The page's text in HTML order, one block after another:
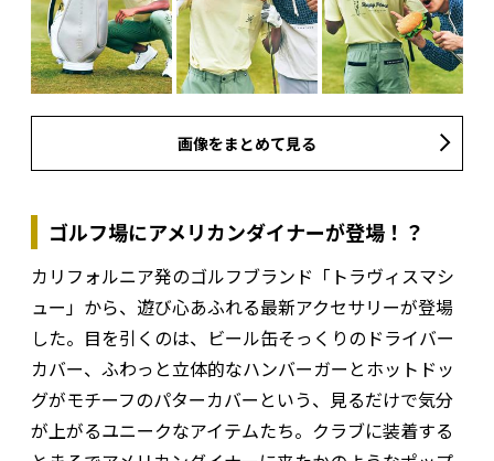
画像をまとめて見る
ゴルフ場にアメリカンダイナーが登場！？
カリフォルニア発のゴルフブランド「トラヴィスマシ
ュー」から、遊び心あふれる最新アクセサリーが登場
した。目を引くのは、ビール缶そっくりのドライバー
カバー、ふわっと立体的なハンバーガーとホットドッ
グがモチーフのパターカバーという、見るだけで気分
が上がるユニークなアイテムたち。クラブに装着する